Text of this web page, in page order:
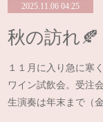
2025.11.06 04:25
秋の訪れ🍂
１１月に入り急に寒
ワイン試飲会。受注
生演奏は年末まで（